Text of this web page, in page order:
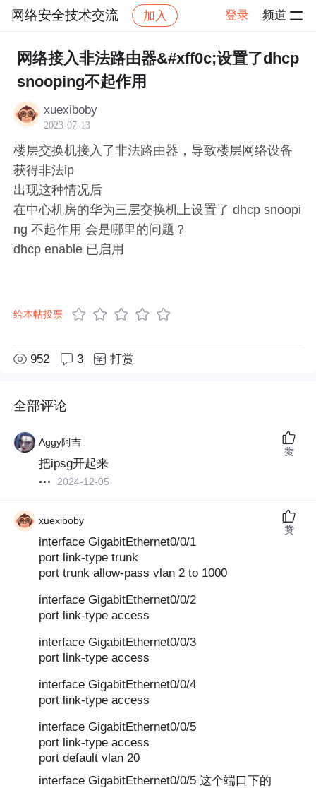
网络安全技术交流 加入 登录 频道
社区 网络安全技术交流 活动公告 帖子详情
网络接入非法路由器&#xff0c;设置了dhcp
snooping不起作用
xuexiboby
2023-07-13
楼层交换机接入了非法路由器，导致楼层网络设备
获得非法ip
出现这种情况后
在中心机房的华为三层交换机上设置了 dhcp snoopi
ng 不起作用 会是哪里的问题？
dhcp enable 已启用
给本帖投票
952 3 打赏
全部评论
Aggy阿吉
把ipsg开起来
2024-12-05
赞
xuexiboby
interface GigabitEthernet0/0/1
port link-type trunk
port trunk allow-pass vlan 2 to 1000
interface GigabitEthernet0/0/2
port link-type access
interface GigabitEthernet0/0/3
port link-type access
interface GigabitEthernet0/0/4
port link-type access
interface GigabitEthernet0/0/5
port link-type access
port default vlan 20
interface GigabitEthernet0/0/5 这个端口下的
赞